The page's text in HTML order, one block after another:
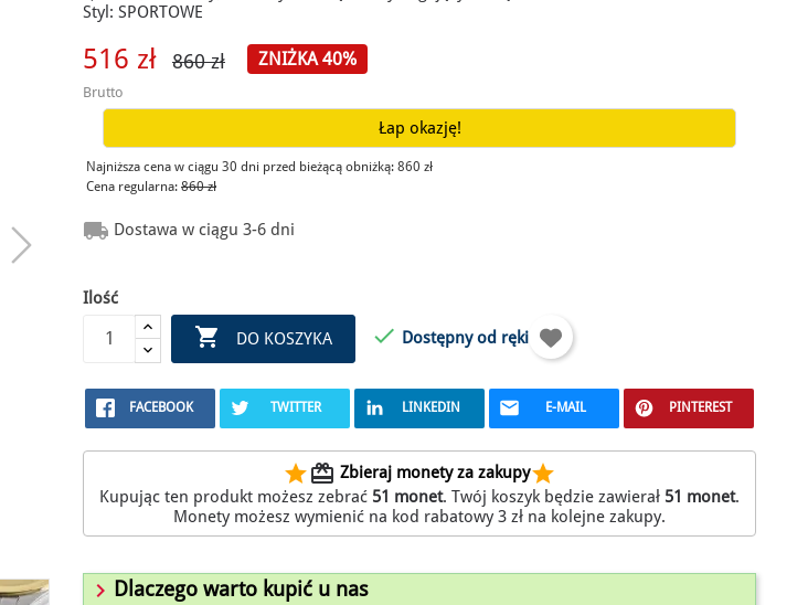
Styl: SPORTOWE
516 zł 860 zł ZNIŻKA 40%
Brutto
Łap okazję!
Najniższa cena w ciągu 30 dni przed bieżącą obniżką: 860 zł
Cena regularna: 860 zł
 Dostawa w ciągu 3-6 dni
Ilość
 DO KOSZYKA  Dostępny od ręki
FACEBOOK TWITTER LINKEDIN E-MAIL PINTEREST
starredeem Zbieraj monety za zakupystar
Kupując ten produkt możesz zebrać 51 monet. Twój koszyk będzie zawierał 51 monet.
Monety możesz wymienić na kod rabatowy 3 zł na kolejne zakupy.
 Dlaczego warto kupić u nas